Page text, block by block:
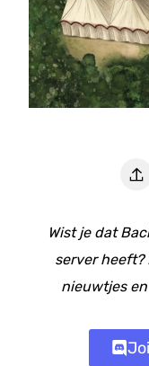
Wist je dat
server heeft?
nieuwtjes